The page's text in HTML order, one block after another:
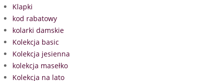
Klapki
kod rabatowy
kolarki damskie
Kolekcja basic
Kolekcja jesienna
kolekcja masełko
Kolekcja na lato